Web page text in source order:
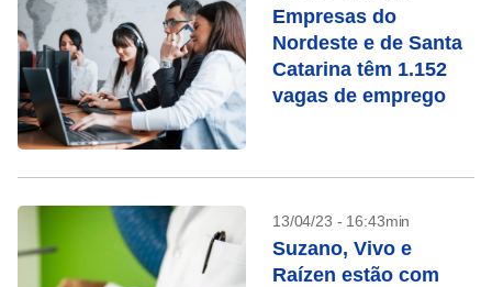
Empresas do
Nordeste e de Santa
Catarina têm 1.152
vagas de emprego
13/04/23 - 16:43min
Suzano, Vivo e
Raízen estão com